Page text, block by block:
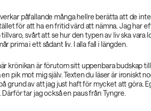
påfallande många hellre berätta att de
för att ha en fritid värd att nämna. Jag har
tillvaro, svårt att se hur den typen av liv ska vara
prima i ett sådant liv. I alla fall i längden.
krönikan är förutom sitt uppenbara budskap
en pik mot mig själv. Texten du läser är ironiskt
grund av att jag just haft för mycket att göra.
Därför tar jag också en paus från Tyngre.